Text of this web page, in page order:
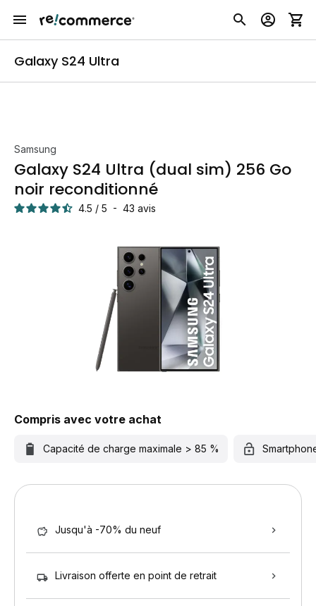
Galaxy S24 Ultra
Samsung
Galaxy S24 Ultra (dual sim) 256 Go
noir reconditionné
4.5 / 5 - 43 avis
Compris avec votre achat
Capacité de charge maximale > 85 %
Jusqu'à -70% du neuf
Livraison offerte en point de retrait